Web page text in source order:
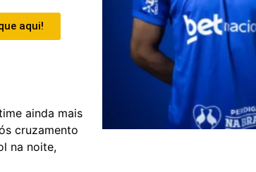
aqui!
ainda mais
cruzamento
na noite,